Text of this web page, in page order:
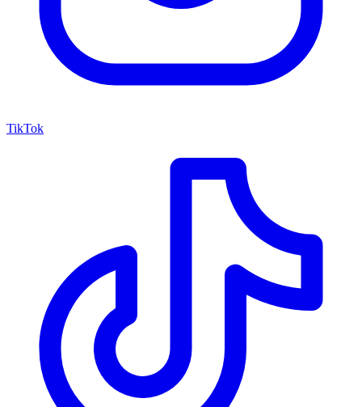
TikTok